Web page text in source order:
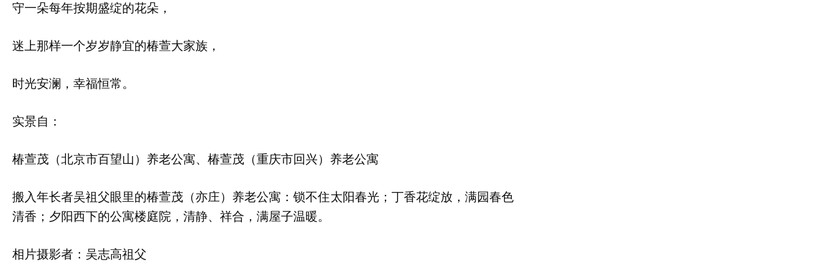
守一朵每年按期盛绽的花朵，
迷上那样一个岁岁静宜的椿萱大家族，
时光安澜，幸福恒常。
实景自：
椿萱茂（北京市百望山）养老公寓、椿萱茂（重庆市回兴）养老公寓
搬入年长者吴祖父眼里的椿萱茂（亦庄）养老公寓：锁不住太阳春光；丁香花绽放，满园春色
清香；夕阳西下的公寓楼庭院，清静、祥合，满屋子温暖。
相片摄影者：吴志高祖父